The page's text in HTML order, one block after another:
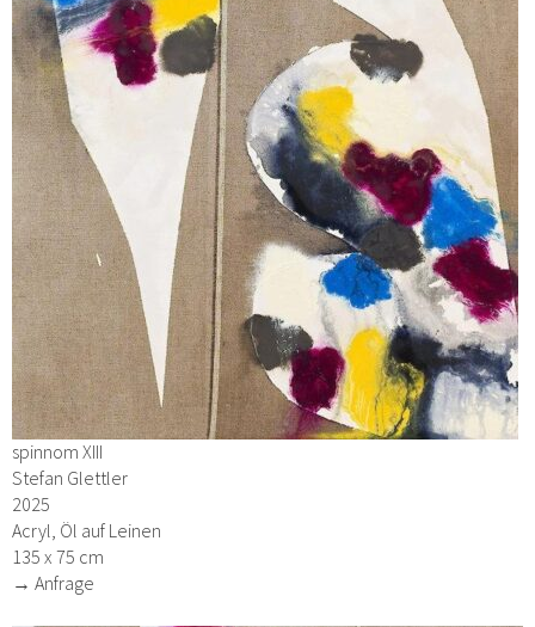
spinnom XIII
Stefan Glettler
2025
Acryl, Öl auf Leinen
135 x 75 cm
→ Anfrage